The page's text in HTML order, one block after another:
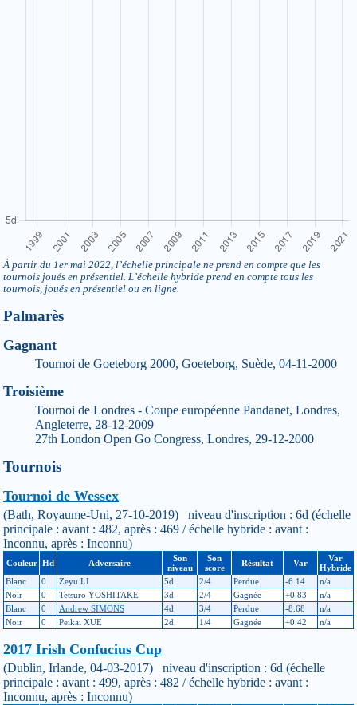
À partir du 1er mai 2022, l’échelle principale ne prend en compte que les
tournois joués en présentiel. L’échelle hybride prend en compte tous les
tournois, joués en présentiel ou en ligne.
Palmarès
Gagnant
Tournoi de Goeteborg 2000, Goeteborg, Suède, 04-11-2000
Troisième
Tournoi de Londres - Coupe européenne Pandanet, Londres,
Angleterre, 28-12-2009
27th London Open Go Congress, Londres, 29-12-2000
Tournois
Tournoi de Wessex
(Bath, Royaume-Uni, 27-10-2019) niveau d'inscription : 6d (échelle
principale : avant : 482, après : 469 / échelle hybride : avant :
Inconnu, après : Inconnu)
Couleur Hd Adversaire
Son
niveau
Son
score
Résultat Var
Var
Hybride
Blanc
0 Zeyu LI 5d 2/4 Perdue -6.14
n/a
Noir
0 Tetsuro YOSHITAKE 3d 2/4 Gagnée +0.83
n/a
Blanc
0 Andrew SIMONS 4d 3/4 Perdue -8.68
n/a
Noir
0 Peikai XUE 2d 1/4 Gagnée +0.42 n/a
2017 Irish Confucius Cup
(Dublin, Irlande, 04-03-2017) niveau d'inscription : 6d (échelle
principale : avant : 499, après : 482 / échelle hybride : avant :
Inconnu, après : Inconnu)